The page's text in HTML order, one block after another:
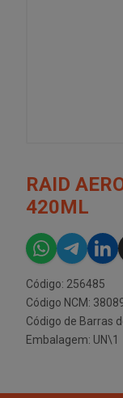
RAID
420ML
Código: 256485
Código NCM:
Código de Barras
Embalagem: UN\1